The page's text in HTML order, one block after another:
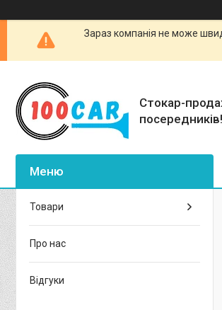
Зараз компанія не може
Стокар-
Товари
Про нас
Відгуки